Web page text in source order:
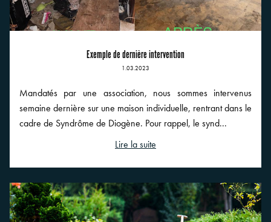
Exemple de dernière intervention
1.03.2023
Mandatés par une association, nous sommes intervenus
semaine dernière sur une maison individuelle, rentrant dans le
cadre de Syndrôme de Diogène. Pour rappel, le synd...
Lire la suite